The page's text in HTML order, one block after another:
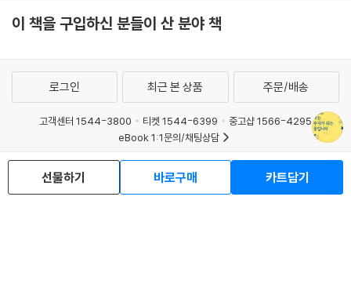
세로 저축: 특정 목표를 위해 집중해서 모으는 저축
--- p.184
투자는 언제 시작하느냐보다 어떤 상태에서 시작하느냐가 더 중요합니다.
당신이 지금 투자하기 좋은 사람인지 점검하는 일, 그것이 투자 성공의 첫
단추입니다. 그리고 이 과정에서 반드시 기억해야 할 것이 있습니다. 많은
사람을 가장 빠르게 흔드는 감정, 바로 포모(FOMO: Fear of Missing O
ut)입니다. ‘남들이 다 하고 있는 것 같은데 나만 뒤처지는 건 아닐까?’하는
이 책을 구입하신 분들이 산 분야 책
선물하기 바로구매 카트담기
로그인 최근 본 상품 주문/배송
고객센터 1544-3800 티켓 1544-6399
중고샵 1566-4295
eBook 1:1문의/채팅상담
예스이십사(주) 사업자 정보
이용약관
개인정보처리방침
청소년보호정책